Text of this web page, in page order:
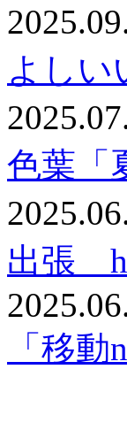
よしい
色葉「
出張
「移